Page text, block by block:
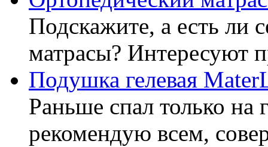
Подскажите, а есть ли
матрасы? Интересуют
Подушка гелевая
Раньше спал только на
рекомендую всем,